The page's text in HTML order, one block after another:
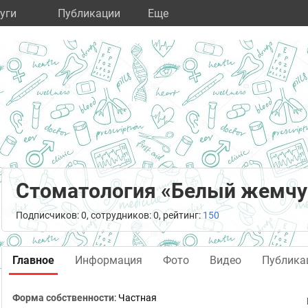
Публикации Eще
Стоматология «Белый
Подписчиков: 0, сотрудников: 0, рейтинг: 150
Главное Информация Фото Видео
Форма собственности: Частная